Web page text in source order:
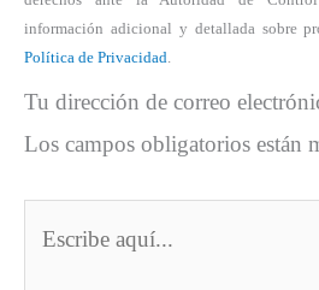
información adicional y detallada sobre
Política de Privacidad.
Tu dirección de correo
Los campos obligatorios están